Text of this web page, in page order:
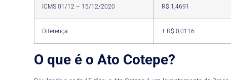
ICMS 01/12 – 15/12/2020 R$ 1,4691
Diferença + R$ 0,0116
O que é o Ato Cotepe?